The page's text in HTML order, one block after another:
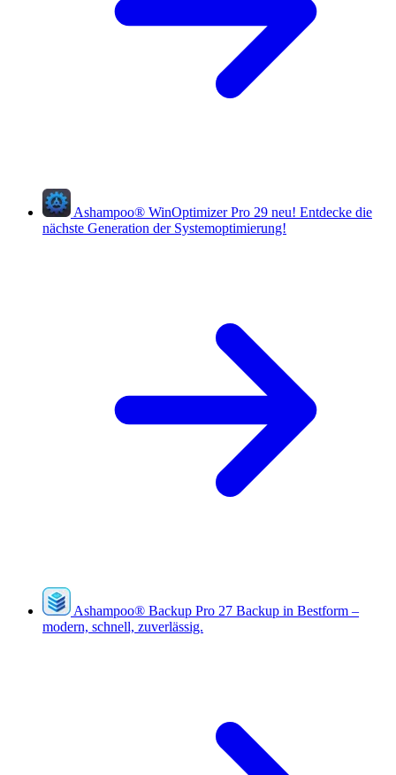
Ashampoo® WinOptimizer Pro 29 neu! Entdecke die
nächste Generation der Systemoptimierung!
Ashampoo® Backup Pro 27 Backup in Bestform –
modern, schnell, zuverlässig.